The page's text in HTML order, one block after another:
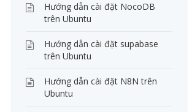
Hướng dẫn cài đặt NocoDB
trên Ubuntu
Hướng dẫn cài đặt supabase
trên Ubuntu
Hướng dẫn cài đặt N8N trên
Ubuntu